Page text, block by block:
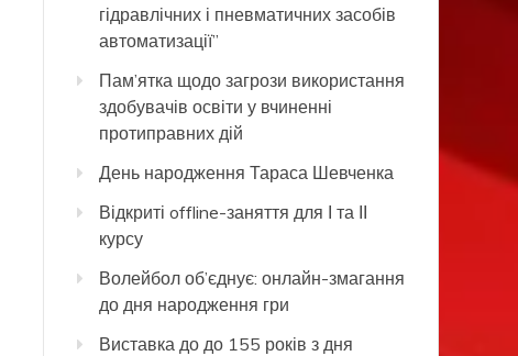
гідравлічних і пневматичних засобів
автоматизації”
Пам’ятка щодо загрози використання
здобувачів освіти у вчиненні
протиправних дій
День народження Тараса Шевченка
Відкриті offline-заняття для І та ІІ
курсу
Волейбол об’єднує: онлайн-змагання
до дня народження гри
Виставка до до 155 років з дня